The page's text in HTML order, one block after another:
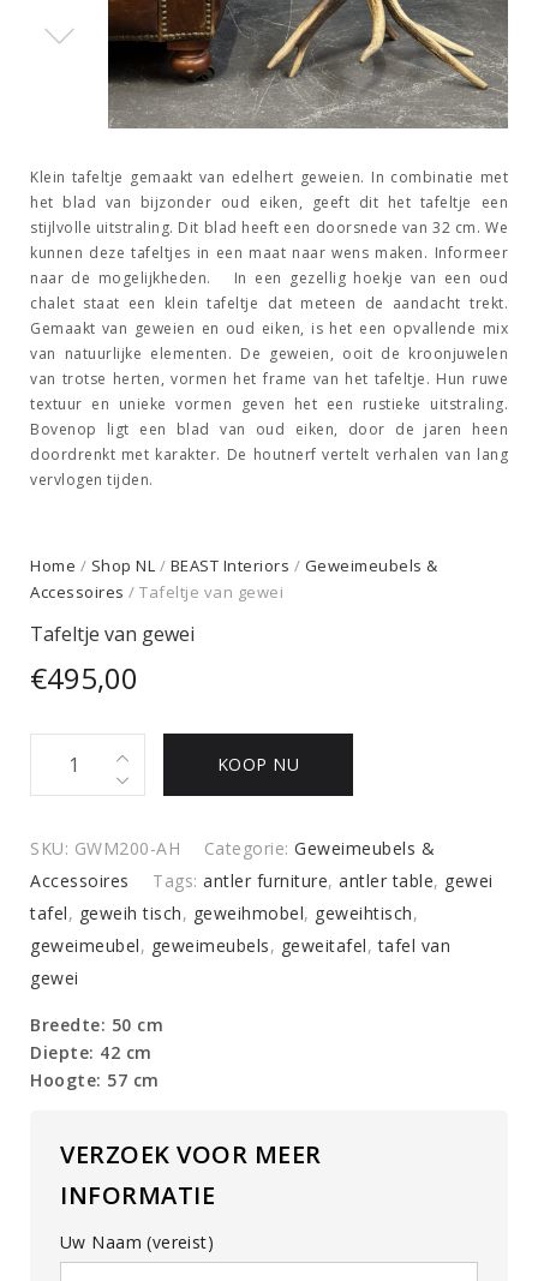
Klein tafeltje gemaakt van edelhert geweien. In combinatie met
het blad van bijzonder oud eiken, geeft dit het tafeltje een
stijlvolle uitstraling. Dit blad heeft een doorsnede van 32 cm. We
kunnen deze tafeltjes in een maat naar wens maken. Informeer
naar de mogelijkheden. In een gezellig hoekje van een oud
chalet staat een klein tafeltje dat meteen de aandacht trekt.
Gemaakt van geweien en oud eiken, is het een opvallende mix
van natuurlijke elementen. De geweien, ooit de kroonjuwelen
van trotse herten, vormen het frame van het tafeltje. Hun ruwe
textuur en unieke vormen geven het een rustieke uitstraling.
Bovenop ligt een blad van oud eiken, door de jaren heen
doordrenkt met karakter. De houtnerf vertelt verhalen van lang
vervlogen tijden.
Home / Shop NL / BEAST Interiors / Geweimeubels &
Accessoires / Tafeltje van gewei
Tafeltje van gewei
€495,00
quantity
KOOP NU
SKU: GWM200-AH Categorie: Geweimeubels &
Accessoires
Tags: antler furniture, antler table, gewei
tafel, geweih tisch, geweihmobel, geweihtisch,
geweimeubel, geweimeubels, geweitafel,tafel van
gewei
Breedte: 50 cm
Diepte: 42 cm
Hoogte: 57 cm
VERZOEK VOOR MEER
INFORMATIE
Uw Naam (vereist)